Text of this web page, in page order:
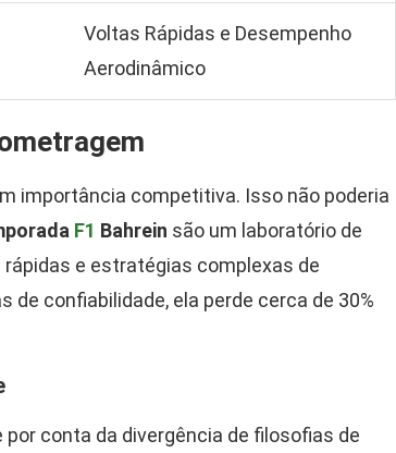
Voltas Rápidas e Desempenho
Aerodinâmico
importância competitiva. Isso não poderia
F1 Bahrein são um laboratório de
e estratégias complexas de
de confiabilidade, ela perde cerca de 30%
conta da divergência de filosofias de